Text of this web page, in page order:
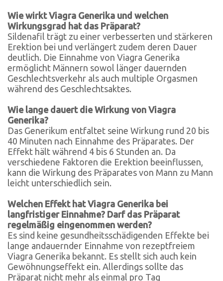
Wie wirkt Viagra Generika und welchen
Wirkungsgrad hat das Präparat?
Sildenafil trägt zu einer verbesserten und stärkeren
Erektion bei und verlängert zudem deren Dauer
deutlich. Die Einnahme von Viagra Generika
ermöglicht Männern sowol länger dauernden
Geschlechtsverkehr als auch multiple Orgasmen
während des Geschlechtsaktes.
Wie lange dauert die Wirkung von Viagra
Generika?
Das Generikum entfaltet seine Wirkung rund 20 bis
40 Minuten nach Einnahme des Präparates. Der
Effekt hält während 4 bis 6 Stunden an. Da
verschiedene Faktoren die Erektion beeinflussen,
kann die Wirkung des Präparates von Mann zu Mann
leicht unterschiedlich sein.
Welchen Effekt hat Viagra Generika bei
langfristiger Einnahme? Darf das Präparat
regelmäßig eingenommen werden?
Es sind keine gesundheitsschädigenden Effekte bei
lange andauernder Einnahme von rezeptfreiem
Viagra Generika bekannt. Es stellt sich auch kein
Gewöhnungseffekt ein. Allerdings sollte das
Präparat nicht mehr als einmal pro Tag